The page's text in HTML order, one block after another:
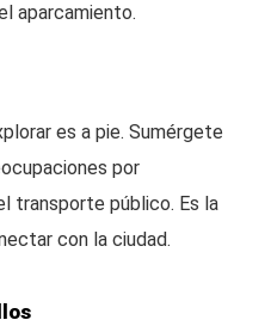
aparcamiento.
es a pie. Sumérgete
por
transporte público. Es la
con la ciudad.